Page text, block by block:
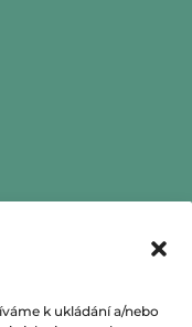
k ukládání a/nebo